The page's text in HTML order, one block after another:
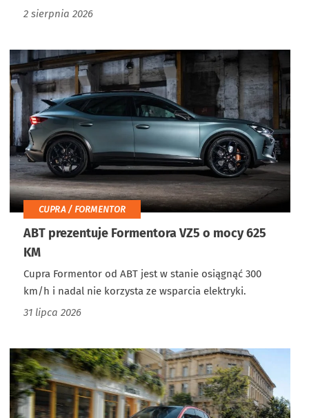
2 sierpnia 2026
CUPRA / FORMENTOR
ABT prezentuje Formentora VZ5 o mocy 625
KM
Cupra Formentor od ABT jest w stanie osiągnąć 300
km/h i nadal nie korzysta ze wsparcia elektryki.
31 lipca 2026